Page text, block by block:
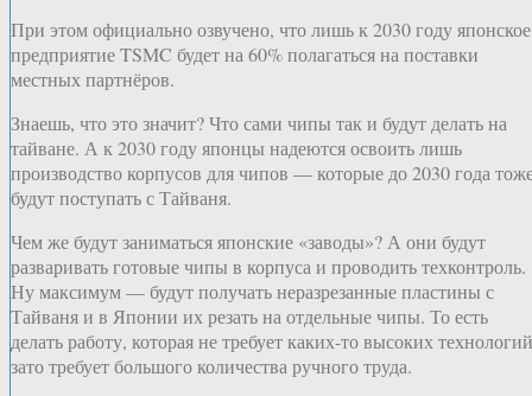
При этом официально озвучено, что лишь к 2030 году японское
предприятие TSMC будет на 60% полагаться на поставки
местных партнёров.
Знаешь, что это значит? Что сами чипы так и будут делать на
тайване. А к 2030 году японцы надеются освоить лишь
производство корпусов для чипов — которые до 2030 года
будут поступать с Тайваня.
Чем же будут заниматься японские «заводы»? А они будут
разваривать готовые чипы в корпуса и проводить техконтроль.
Ну максимум — будут получать неразрезанные пластины с
Тайваня и в Японии их резать на отдельные чипы. То есть
делать работу, которая не требует каких-то высоких
зато требует большого количества ручного труда.